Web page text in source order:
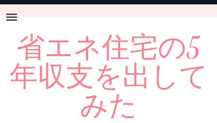
省エネ住宅の5
年収支を出して
みた